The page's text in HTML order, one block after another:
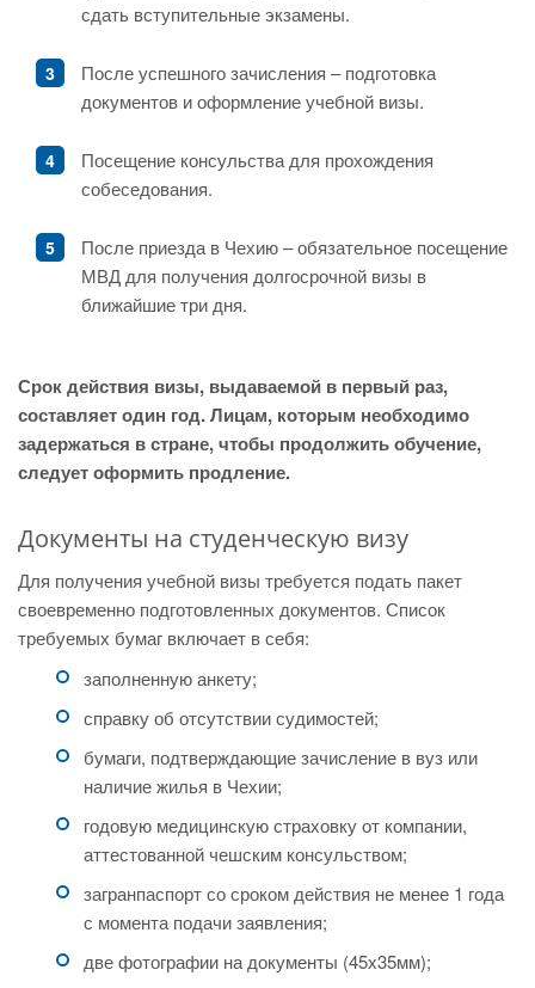
сдать вступительные экзамены.
После успешного зачисления – подготовка
документов и оформление учебной визы.
Посещение консульства для прохождения
собеседования.
После приезда в Чехию – обязательное посещение
МВД для получения долгосрочной визы в
ближайшие три дня.
Срок действия визы, выдаваемой в первый раз,
составляет один год. Лицам, которым необходимо
задержаться в стране, чтобы продолжить обучение,
следует оформить продление.
Документы на студенческую визу
Для получения учебной визы требуется подать пакет
своевременно подготовленных документов. Список
требуемых бумаг включает в себя:
заполненную анкету;
справку об отсутствии судимостей;
бумаги, подтверждающие зачисление в вуз или
наличие жилья в Чехии;
годовую медицинскую страховку от компании,
аттестованной чешским консульством;
загранпаспорт со сроком действия не менее 1 года
с момента подачи заявления;
две фотографии на документы (45х35мм);